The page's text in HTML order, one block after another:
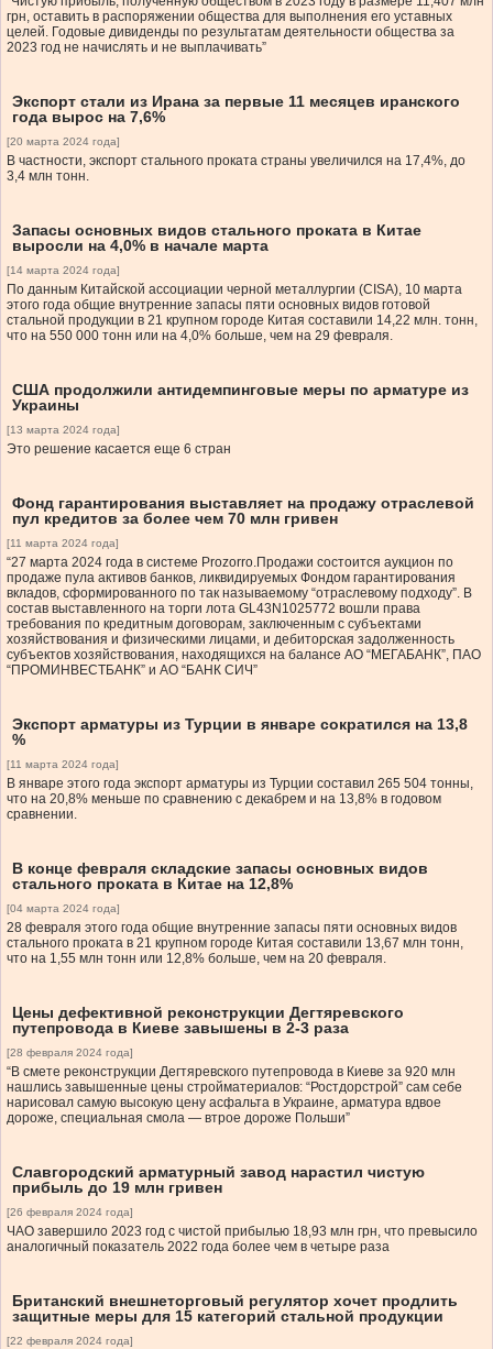
грн, оставить в распоряжении общества для выполнения его уставных
целей. Годовые дивиденды по результатам деятельности общества за
2023 год не начислять и не выплачивать”
Экспорт стали из Ирана за первые 11 месяцев иранского
года вырос на 7,6%
[20 марта 2024 года]
В частности, экспорт стального проката страны увеличился на 17,4%, до
3,4 млн тонн.
Запасы основных видов стального проката в Китае
выросли на 4,0% в начале марта
[14 марта 2024 года]
По данным Китайской ассоциации черной металлургии (CISA), 10 марта
этого года общие внутренние запасы пяти основных видов готовой
стальной продукции в 21 крупном городе Китая составили 14,22 млн. тонн,
что на 550 000 тонн или на 4,0% больше, чем на 29 февраля.
США продолжили антидемпинговые меры по арматуре из
Украины
[13 марта 2024 года]
Это решение касается еще 6 стран
Фонд гарантирования выставляет на продажу отраслевой
пул кредитов за более чем 70 млн гривен
[11 марта 2024 года]
“27 марта 2024 года в системе Prozorro.Продажи состоится аукцион по
продаже пула активов банков, ликвидируемых Фондом гарантирования
вкладов, сформированного по так называемому “отраслевому подходу”. В
состав выставленного на торги лота GL43N1025772 вошли права
требования по кредитным договорам, заключенным с субъектами
хозяйствования и физическими лицами, и дебиторская задолженность
субъектов хозяйствования, находящихся на балансе АО “МЕГАБАНК”, ПАО
“ПРОМИНВЕСТБАНК” и АО “БАНК СИЧ”
Экспорт арматуры из Турции в январе сократился на 13,8
%
[11 марта 2024 года]
В январе этого года экспорт арматуры из Турции составил 265 504 тонны,
что на 20,8% меньше по сравнению с декабрем и на 13,8% в годовом
сравнении.
В конце февраля складские запасы основных видов
стального проката в Китае на 12,8%
[04 марта 2024 года]
28 февраля этого года общие внутренние запасы пяти основных видов
стального проката в 21 крупном городе Китая составили 13,67 млн тонн,
что на 1,55 млн тонн или 12,8% больше, чем на 20 февраля.
Цены дефективной реконструкции Дегтяревского
путепровода в Киеве завышены в 2-3 раза
[28 февраля 2024 года]
“В смете реконструкции Дегтяревского путепровода в Киеве за 920 млн
нашлись завышенные цены стройматериалов: “Ростдорстрой” сам себе
нарисовал самую высокую цену асфальта в Украине, арматура вдвое
дороже, специальная смола — втрое дороже Польши”
Славгородский арматурный завод нарастил чистую
прибыль до 19 млн гривен
[26 февраля 2024 года]
ЧАО завершило 2023 год с чистой прибылью 18,93 млн грн, что превысило
аналогичный показатель 2022 года более чем в четыре раза
Британский внешнеторговый регулятор хочет продлить
защитные меры для 15 категорий стальной продукции
[22 февраля 2024 года]